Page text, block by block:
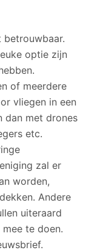
betrouwbaar.
optie zijn
of meerdere
vliegen in een
dan met drones
etc.
zal er
worden,
Andere
uiteraard
te doen.